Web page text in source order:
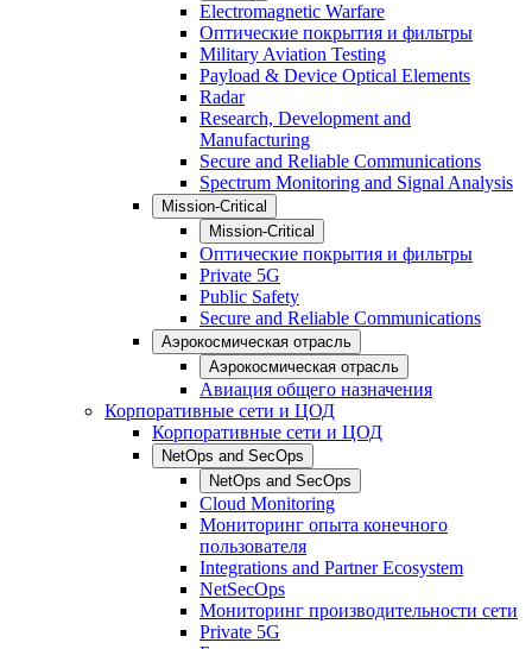
Electromagnetic Warfare
Оптические покрытия и фильтры
Military Aviation Testing
Payload & Device Optical Elements
Radar
Research, Development and
Manufacturing
Secure and Reliable Communications
Spectrum Monitoring and Signal Analysis
Mission-Critical
Mission-Critical
Оптические покрытия и фильтры
Private 5G
Public Safety
Secure and Reliable Communications
Аэрокосмическая отрасль
Аэрокосмическая отрасль
Авиация общего назначения
Корпоративные сети и ЦОД
Корпоративные сети и ЦОД
NetOps and SecOps
NetOps and SecOps
Cloud Monitoring
Мониторинг опыта конечного
пользователя
Integrations and Partner Ecosystem
NetSecOps
Мониторинг производительности сети
Private 5G